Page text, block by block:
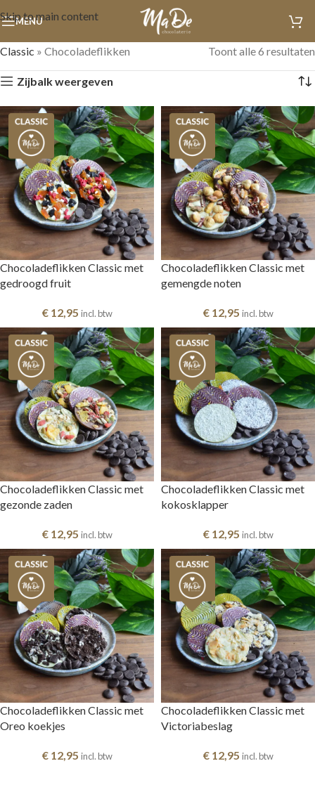
Skip to main content
MENU
Classic » Chocoladeflikken Toont alle 6 resultaten
Zijbalk weergeven
Chocoladeflikken Classic met
gedroogd fruit
€12,95 incl. btw
Chocoladeflikken Classic met
gemengde noten
€12,95 incl. btw
Chocoladeflikken Classic met
gezonde zaden
€12,95 incl. btw
Chocoladeflikken Classic met
kokosklapper
€12,95 incl. btw
Chocoladeflikken Classic met
Oreo koekjes
€12,95 incl. btw
Chocoladeflikken Classic met
Victoriabeslag
€12,95 incl. btw